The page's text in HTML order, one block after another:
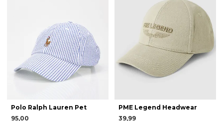
Polo Ralph Lauren Pet
95,00
PME Legend Headwear
39,99